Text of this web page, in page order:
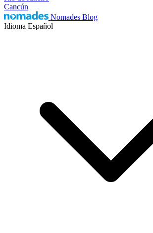
Cancún
Nomades Blog
Idioma Español